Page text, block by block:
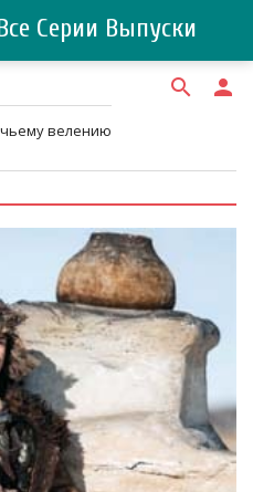
Серии Выпуски
search person
велению